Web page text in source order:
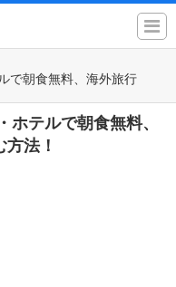
で朝食無料、海外旅行
テルで朝食無料、
法！